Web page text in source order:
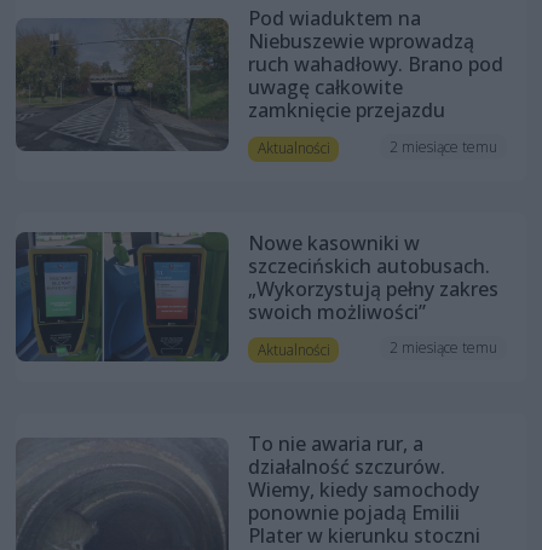
Pod wiaduktem na
Niebuszewie wprowadzą
ruch wahadłowy. Brano pod
uwagę całkowite
zamknięcie przejazdu
Aktualności 2 miesiące temu
Nowe kasowniki w
szczecińskich autobusach.
„Wykorzystują pełny zakres
swoich możliwości”
Aktualności 2 miesiące temu
To nie awaria rur, a
działalność szczurów.
Wiemy, kiedy samochody
ponownie pojadą Emilii
Plater w kierunku stoczni